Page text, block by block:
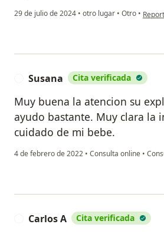
29 de julio de 2024 • otro lugar • Otro • en
Susana Cita verificada
Muy buena la atencion su
ayudo bastante. Muy clara la
cuidado de mi bebe.
4 de febrero de 2022 • Consulta online •
Carlos A Cita verificada